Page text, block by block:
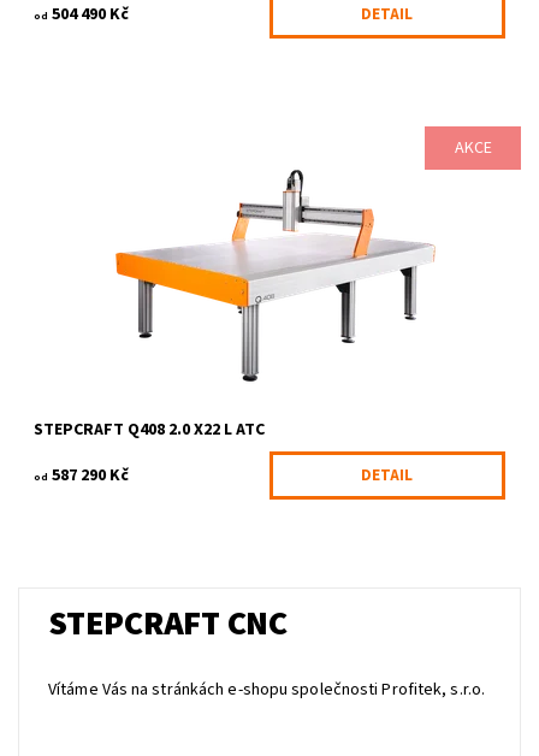
od 504 490 Kč DETAIL
AKCE
STEPCRAFT Q408 nastavuje nové standardy v počítačem řízené
kusové i hromadné výrobě. Výkonný CNC systém v sobě spojuje
2241/230
STEPCRAFT
STEPCRAFT Q408 2.0 X22 L ATC
od 587 290 Kč DETAIL
STEPCRAFT CNC
Vítáme Vás na stránkách e-shopu společnosti Profitek, s.r.o.